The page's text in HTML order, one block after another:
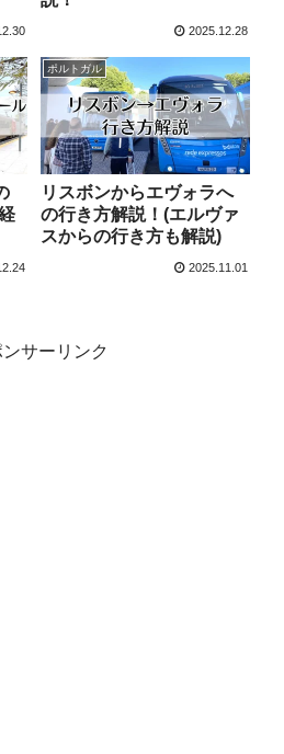
2025.12.28
ポルトガル
リスボンからエヴォラへ
の行き方解説！(エルヴァ
スからの行き方も解説)
2025.11.01
ンサーリンク